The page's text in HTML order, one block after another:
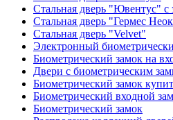
Стальная дверь "Ювентус" с
Стальная дверь "Гермес
Стальная дверь "Velvet"
Электронный
Биометрический замок на
Двери с биометрическим
Биометрический замок
Биометрический входной
Биометрический замок